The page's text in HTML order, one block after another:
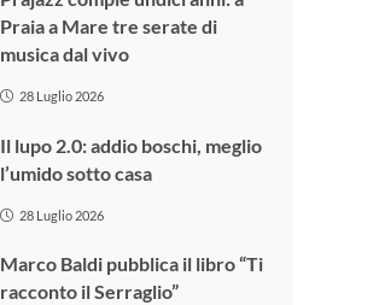
Praia a Mare tre serate di
musica dal vivo
28 Luglio 2026
Il lupo 2.0: addio boschi, meglio
l’umido sotto casa
28 Luglio 2026
Marco Baldi pubblica il libro “Ti
racconto il Serraglio”